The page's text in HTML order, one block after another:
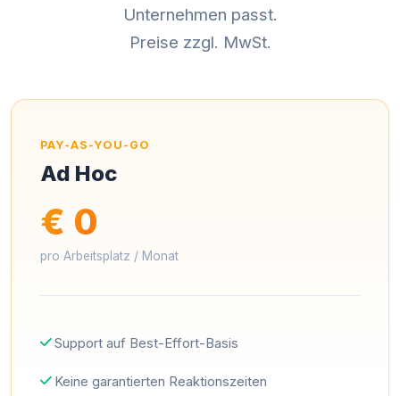
Unternehmen passt.
Preise zzgl. MwSt.
PAY-AS-YOU-GO
Ad Hoc
€ 0
pro Arbeitsplatz / Monat
Support auf Best-Effort-Basis
Keine garantierten Reaktionszeiten